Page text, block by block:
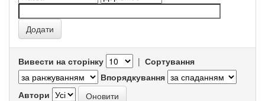
Вивести на сторінку | Сортування
Впорядкування
Автори